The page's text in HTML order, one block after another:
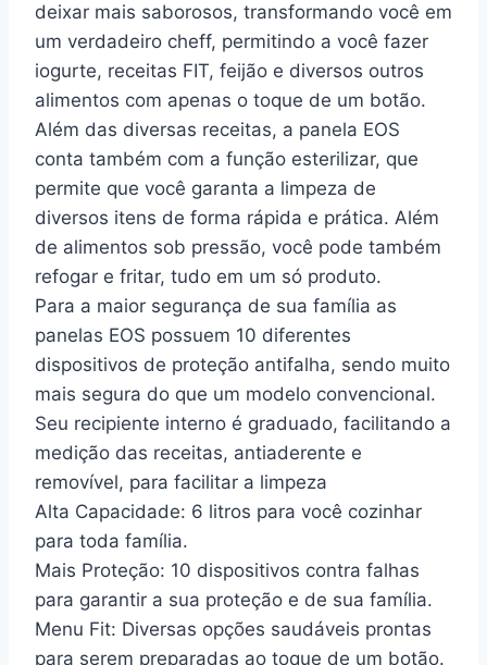
deixar mais saborosos, transformando você em
um verdadeiro cheff, permitindo a você fazer
iogurte, receitas FIT, feijão e diversos outros
alimentos com apenas o toque de um botão.
Além das diversas receitas, a panela EOS
conta também com a função esterilizar, que
permite que você garanta a limpeza de
diversos itens de forma rápida e prática. Além
de alimentos sob pressão, você pode também
refogar e fritar, tudo em um só produto.
Para a maior segurança de sua família as
panelas EOS possuem 10 diferentes
dispositivos de proteção antifalha, sendo muito
mais segura do que um modelo convencional.
Seu recipiente interno é graduado, facilitando a
medição das receitas, antiaderente e
removível, para facilitar a limpeza
Alta Capacidade: 6 litros para você cozinhar
para toda família.
Mais Proteção: 10 dispositivos contra falhas
para garantir a sua proteção e de sua família.
Menu Fit: Diversas opções saudáveis prontas
para serem preparadas ao toque de um botão.